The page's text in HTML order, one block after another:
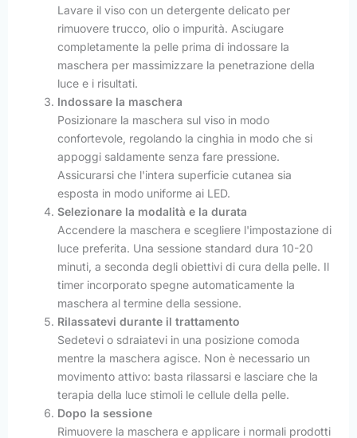
Lavare il viso con un detergente delicato per
rimuovere trucco, olio o impurità. Asciugare
completamente la pelle prima di indossare la
maschera per massimizzare la penetrazione della
luce e i risultati.
Indossare la maschera
Posizionare la maschera sul viso in modo
confortevole, regolando la cinghia in modo che si
appoggi saldamente senza fare pressione.
Assicurarsi che l'intera superficie cutanea sia
esposta in modo uniforme ai LED.
Selezionare la modalità e la durata
Accendere la maschera e scegliere l'impostazione di
luce preferita. Una sessione standard dura 10-20
minuti, a seconda degli obiettivi di cura della pelle. Il
timer incorporato spegne automaticamente la
maschera al termine della sessione.
Rilassatevi durante il trattamento
Sedetevi o sdraiatevi in una posizione comoda
mentre la maschera agisce. Non è necessario un
movimento attivo: basta rilassarsi e lasciare che la
terapia della luce stimoli le cellule della pelle.
Dopo la sessione
Rimuovere la maschera e applicare i normali prodotti